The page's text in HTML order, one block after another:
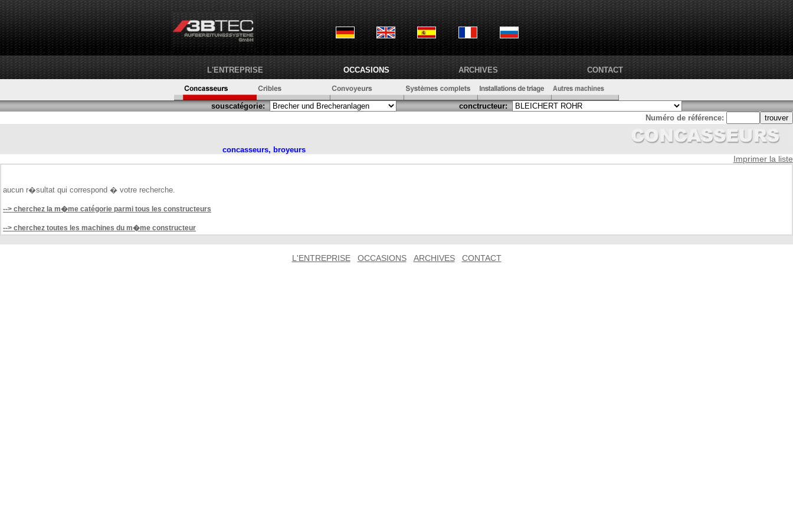
L'ENTREPRISE OCCASIONS ARCHIVES CONTACT
souscatégorie:
conctructeur:
Numéro de référence:
concasseurs, broyeurs
Imprimer la liste
aucun r�sultat qui correspond � votre recherche.
--> cherchez la m�me catégorie parmi tous les constructeurs
--> cherchez toutes les machines du m�me constructeur
L'ENTREPRISE OCCASIONS ARCHIVES CONTACT